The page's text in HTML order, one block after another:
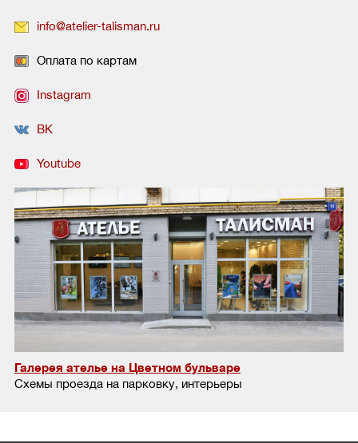
info@atelier-talisman.ru
Оплата по картам
Instagram
ВК
Youtube
Галерея ателье на Цветном бульваре
Схемы проезда на парковку, интерьеры